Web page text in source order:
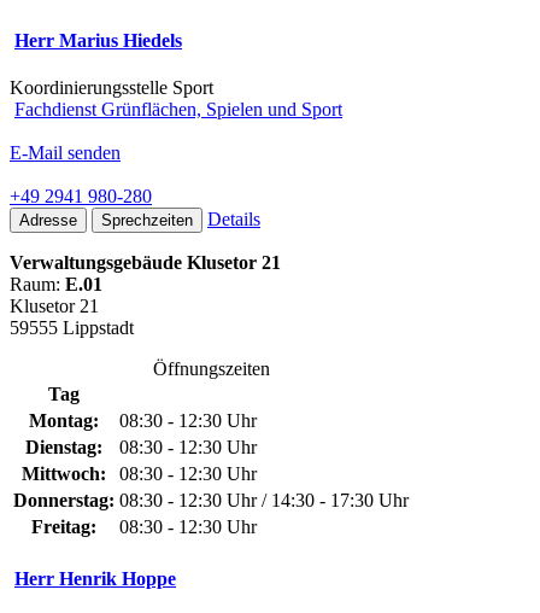
Herr Marius Hiedels
Koordinierungsstelle Sport
Fachdienst Grünflächen, Spielen und Sport
E-Mail senden
+49 2941 980-280
Adresse Sprechzeiten Details
Verwaltungsgebäude Klusetor 21
Raum: E.01
Klusetor 21
59555 Lippstadt
Öffnungszeiten
Tag
Montag:
08:30 - 12:30 Uhr
Dienstag:
08:30 - 12:30 Uhr
Mittwoch:
08:30 - 12:30 Uhr
Donnerstag: 08:30 - 12:30 Uhr / 14:30 - 17:30 Uhr
Freitag:
08:30 - 12:30 Uhr
Herr Henrik Hoppe